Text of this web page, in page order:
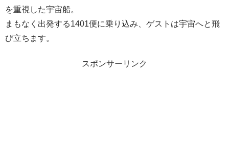
を重視した宇宙船。
まもなく出発する1401便に乗り込み、ゲストは宇宙へと飛
び立ちます。
スポンサーリンク